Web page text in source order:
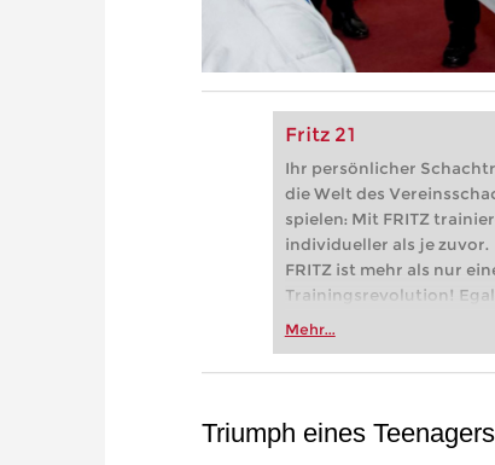
Fritz 21
Ihr persönlicher
die Welt des
spielen: Mit FRITZ
individueller als je zuvor.
FRITZ ist mehr als nur
Trainingsrevolution!
Vereinsschachs machen
zuvor.
Mehr...
Triumph eines